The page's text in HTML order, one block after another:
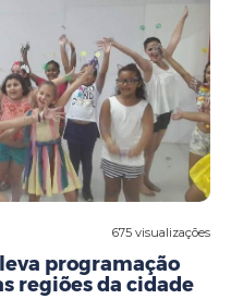
675 visualizações
programação
regiões da cidade